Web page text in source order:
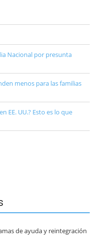
Nacional por presunta
menos para las familias
EE. UU.? Esto es lo que
de ayuda y reintegración